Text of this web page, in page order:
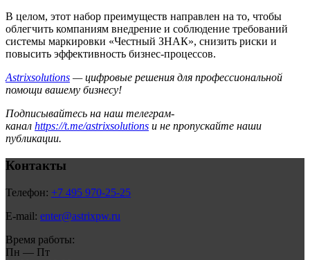
В целом, этот набор преимуществ направлен на то, чтобы
облегчить компаниям внедрение и соблюдение требований
системы маркировки «Честный ЗНАК», снизить риски и
повысить эффективность бизнес-процессов.
Astrixsolutions — цифровые решения для профессиональной
помощи вашему бизнесу!
Подписывайтесь на наш телеграм-
канал https://t.me/astrixsolutions и не пропускайте наши
публикации.
Контакты
Телефон: +7 495 970-25-25
E-mail: enter@astrixpw.ru
Время работы:
Пн — Пт